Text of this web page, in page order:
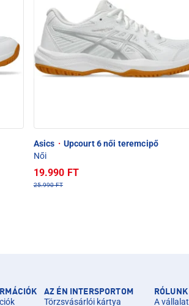
Asics · Upcourt 6 női teremcipő
Női
19.990 FT
25.990 FT
AZ ÉN INTERSPORTOM
Törzsvásárlói kártya
RÓLUNK
A vállalat